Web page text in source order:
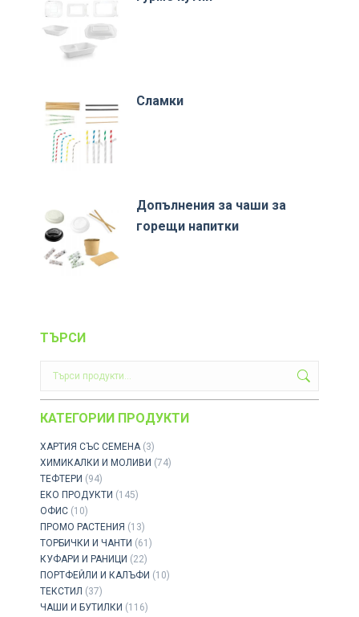
Сламки
Допълнения за чаши за
горещи напитки
ТЪРСИ
КАТЕГОРИИ ПРОДУКТИ
ХАРТИЯ СЪС СЕМЕНА (3)
ХИМИКАЛКИ И МОЛИВИ (74)
ТЕФТЕРИ (94)
ЕКО ПРОДУКТИ (145)
ОФИС (10)
ПРОМО РАСТЕНИЯ (13)
ТОРБИЧКИ И ЧАНТИ (61)
КУФАРИ И РАНИЦИ (22)
ПОРТФЕЙЛИ И КАЛЪФИ (10)
ТЕКСТИЛ (37)
ЧАШИ И БУТИЛКИ (116)